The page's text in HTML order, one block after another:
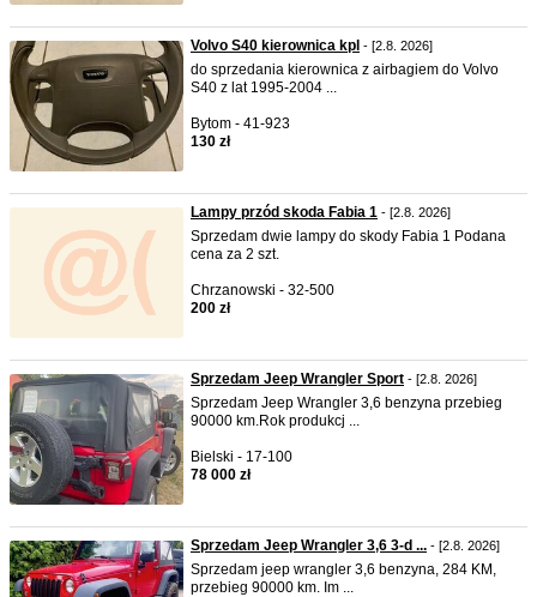
Volvo S40 kierownica kpl - [2.8. 2026]
do sprzedania kierownica z airbagiem do Volvo
S40 z lat 1995-2004 ...
Bytom - 41-923
130 zł
Lampy przód skoda Fabia 1 - [2.8. 2026]
Sprzedam dwie lampy do skody Fabia 1 Podana
cena za 2 szt.
Chrzanowski - 32-500
200 zł
Sprzedam Jeep Wrangler Sport - [2.8. 2026]
Sprzedam Jeep Wrangler 3,6 benzyna przebieg
90000 km.Rok produkcj ...
Bielski - 17-100
78 000 zł
Sprzedam Jeep Wrangler 3,6 3-d ... - [2.8. 2026]
Sprzedam jeep wrangler 3,6 benzyna, 284 KM,
przebieg 90000 km. Im ...